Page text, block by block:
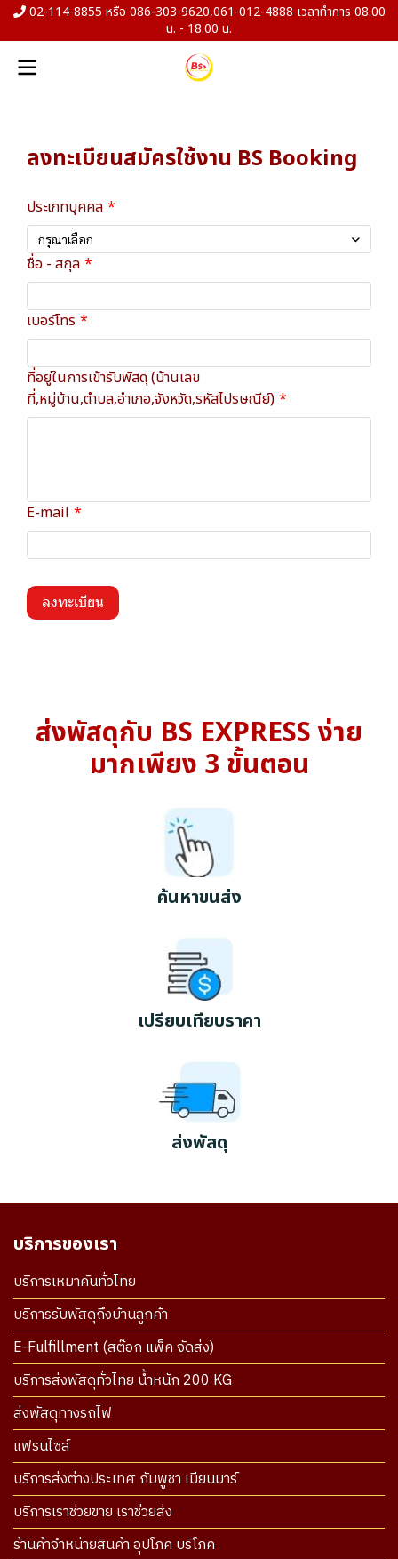
02-114-8855 หรือ 086-303-9620,061-012-4888 เวลาทำการ 08.00
น. - 18.00 น.
ลงทะเบียนสมัครใช้งาน BS Booking
ประเภทบุคคล
กรุณาเลือก
ชื่อ - สกุล
เบอร์โทร
ที่อยู่ในการเข้ารับพัสดุ (บ้านเลข
ที่,หมู่บ้าน,ตำบล,อำเภอ,จังหวัด,รหัสไปรษณีย์)
E-mail
ลงทะเบียน
ส่งพัสดุกับ BS EXPRESS ง่าย
มากเพียง 3 ขั้นตอน
ค้นหาขนส่ง
เปรียบเทียบราคา
ส่งพัสดุ
บริการของเรา
บริการเหมาคันทั่วไทย
บริการรับพัสดุถึงบ้านลูกค้า
E-Fulfillment (สต๊อก แพ็ค จัดส่ง)
บริการส่งพัสดุทั่วไทย น้ำหนัก 200 KG
ส่งพัสดุทางรถไฟ
แฟรนไซส์
บริการส่งต่างประเทศ กัมพูชา เมียนมาร์
บริการเราช่วยขาย เราช่วยส่ง
ร้านค้าจำหน่ายสินค้า อุปโภค บริโภค